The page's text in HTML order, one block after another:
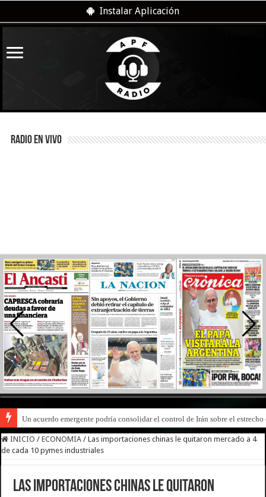
Instalar Aplicación
RADIO EN VIVO
Un acuerdo emergente podría consolidar el control de Irán sobre el estrecho
INICIO / ECONOMIA / Las importaciones chinas le quitaron mercado a 4
de cada 10 pymes industriales
Las importaciones chinas le quitaron